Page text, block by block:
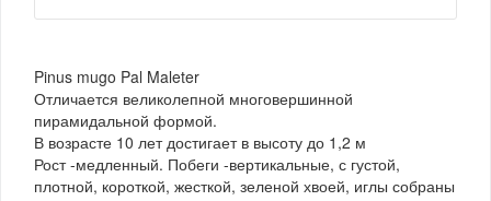
Pinus mugo Pal Maleter
Отличается великолепной многовершинной
пирамидальной формой.
В возрасте 10 лет достигает в высоту до 1,2 м
Рост -медленный. Побеги -вертикальные, с густой,
плотной, короткой, жесткой, зеленой хвоей, иглы собраны